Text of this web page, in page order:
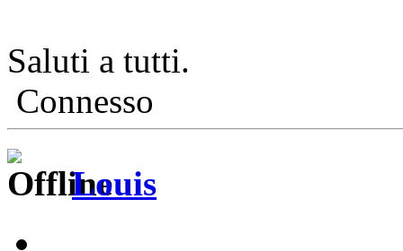
Saluti a tutti.
Connesso
Louis